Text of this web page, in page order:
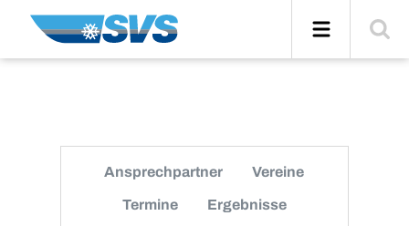
Inhalt
Ansprechpartner Vereine
Termine Ergebnisse